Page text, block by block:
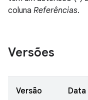
coluna Referências.
Versões
Versão Data